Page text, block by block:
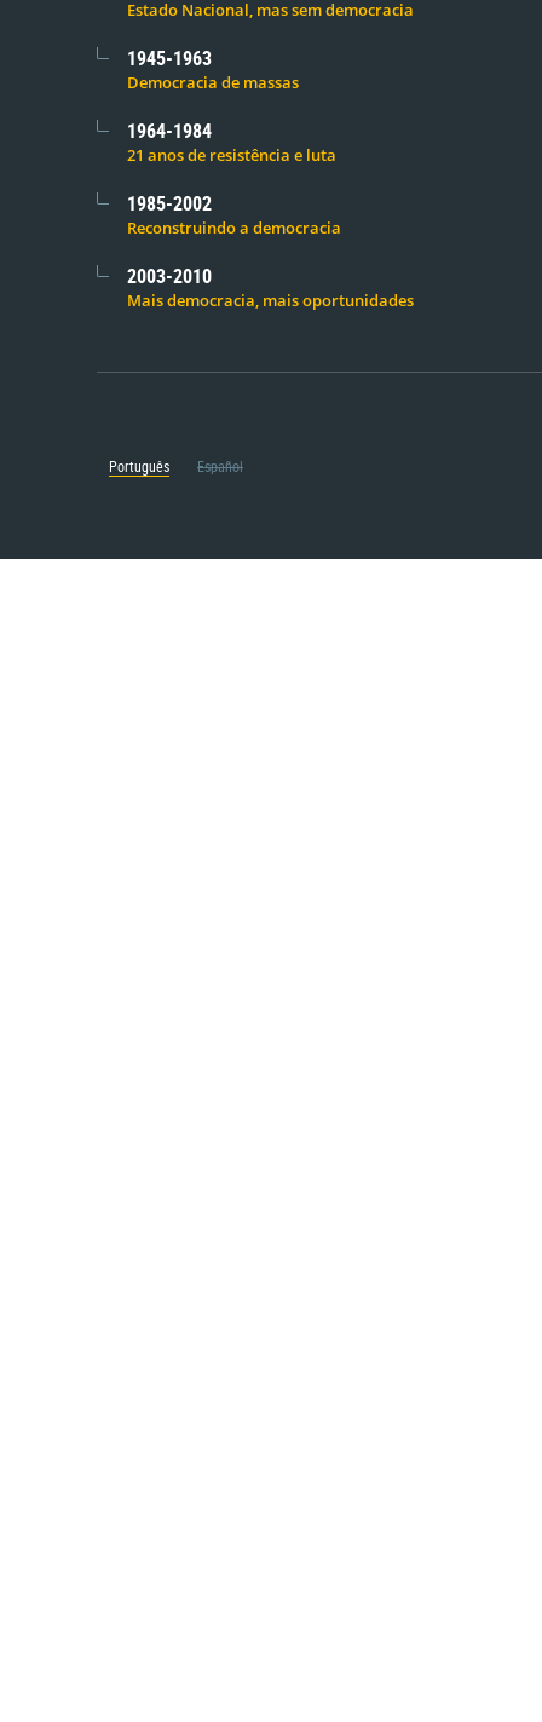
Estado Nacional, mas sem democracia
1945-1963
Democracia de massas
1964-1984
21 anos de resistência e luta
1985-2002
Reconstruindo a democracia
2003-2010
Mais democracia, mais oportunidades
Português Español